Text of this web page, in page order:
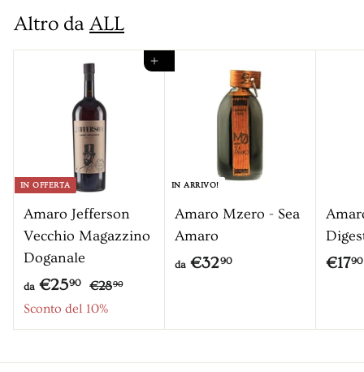
,
9
Altro daALL
Aggiungi al carrello
IN OFFERTA
Amaro Jefferson
Vecchio Magazzino
Doganale
da €2590d
a
€
P
r
e
€2890€
9
Sconto del 10%
IN ARRIVO!
Amaro Mzero - Sea
Amaro
da€3290d
3
2
€1790